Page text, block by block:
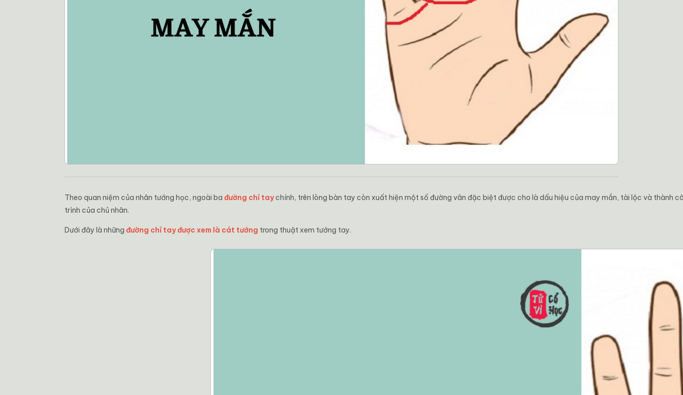
Theo quan niệm của nhân tướng học, ngoài ba đường chỉ taychính, trên lòng bàn tay còn xuất hiện một số đường vân đặc biệt được cho là dấu hiệu của may mắn, tài lộc và thành
trình của chủ nhân.
Dưới đây là những đường chỉ tay được xem là cát tướng trong thuật xem tướng tay.